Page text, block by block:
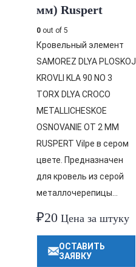
мм) Ruspert
0 out of 5
Кровельный элемент
SAMOREZ DLYA PLOSKOJ
KROVLI KLA 90 NO 3
TORX DLYA CROCO
METALLICHESKOE
OSNOVANIE OT 2 MM
RUSPERT Vilpe в сером
цвете. Предназначен
для кровель из серой
металлочерепицы…
₽20 Цена за штуку
ОСТАВИТЬ
ЗАЯВКУ